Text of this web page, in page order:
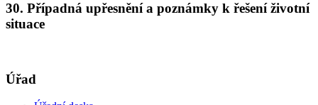
30. Případná upřesnění a poznámky k řešení životní
situace
Úřad